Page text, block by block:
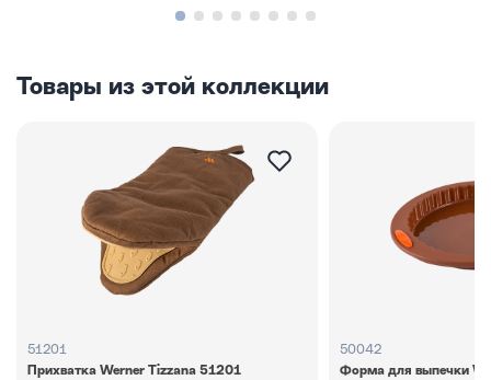
Товары из этой коллекции
51201
Прихватка Werner Tizzana 51201
50042
Форма для выпечки